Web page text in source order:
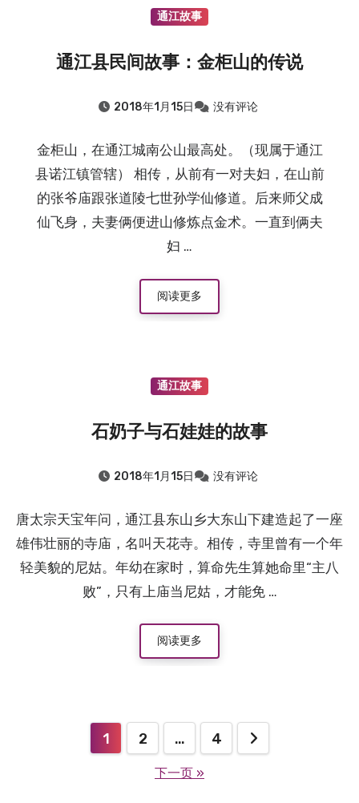
通江故事
通江县民间故事：金柜山的传说
2018年1月15日 没有评论
金柜山，在通江城南公山最高处。（现属于通江
县诺江镇管辖） 相传，从前有一对夫妇，在山前
的张爷庙跟张道陵七世孙学仙修道。后来师父成
仙飞身，夫妻俩便进山修炼点金术。一直到俩夫
妇 …
阅读更多
通江故事
石奶子与石娃娃的故事
2018年1月15日 没有评论
唐太宗天宝年问，通江县东山乡大东山下建造起了一座
雄伟壮丽的寺庙，名叫天花寺。相传，寺里曾有一个年
轻美貌的尼姑。年幼在家时，算命先生算她命里“主八
败”，只有上庙当尼姑，才能免 …
阅读更多
1 2 … 4
下一页 »